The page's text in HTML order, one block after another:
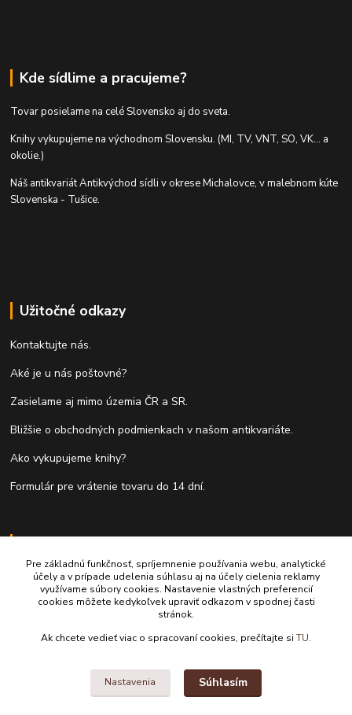
Kde sídlime a pracujeme?
Tovar posielame na celé Slovensko aj do sveta.
Knihy vykupujeme na východnom Slovensku. (MI, TV, VNT, SO, VK... a
okolie.)
Náš antikvariát Antikvýchod sídli v okrese Michalovce, v malebnom kúte
Slovenska - Tušice.
Užitočné odkazy
Kontaktujte nás.
Aké je u nás poštovné?
Zasielame aj mimo územia ČR a SR.
Bližšie o obchodných podmienkach v našom antikvariáte.
Ako vykupujeme knihy?
Formulár pre vrátenie tovaru do 14 dní.
Kontakty
Antikvariát Antikvýchod
Pre základnú funkčnosť, spríjemnenie používania webu, analytické
účely a v prípade udelenia súhlasu aj na účely cielenia reklamy
využívame súbory cookies. Nastavenie vlastných preferencií
cookies môžete kedykoľvek upraviť odkazom v spodnej časti
stránok.
Ak chcete vedieť viac o spracovaní cookies, prečítajte siTU.
Nastavenia Súhlasím